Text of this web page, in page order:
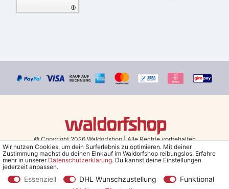
© Copyright 2026 Waldorfshop|Alle Rechte vorbehalten.
Bestellungen mit Prio Versand bis 13 Uhr, garantierter Versand am
*Kostenlose Lieferung in Deutschland und Österreich ab 79 €.(gilt
Wir nutzen Cookies, um dein Surferlebnis zu optimieren. Mit deiner
Zustimmung machst du deinen Einkauf im Waldorfshop reibungslos. Erfahre
mehr in unserer Daten­schutz­erklärung. Du kannst deine Einstellungen
jederzeit anpassen.
Essenziell DHL Wunschzustellung Funktional